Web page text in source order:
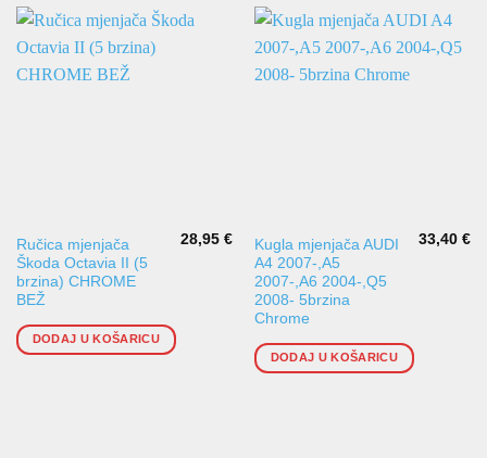
Ručica mjenjača
Škoda Octavia II (5
brzina) CHROME
BEŽ
28,95€
DODAJ U KOŠARICU
Kugla mjenjača AUDI
A4 2007-,A5
2007-,A6 2004-,Q5
2008- 5brzina
Chrome
33,40€
DODAJ U KOŠARICU